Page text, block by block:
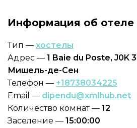
Информация об отеле
Тип — хостелы
Адрес — 1 Baie du Poste, J0K
Мишель-де-Сен
Телефон — +18738034225
Email — dipendu@xmlhub.net
Количество комнат — 12
Заселение — 15:00:00